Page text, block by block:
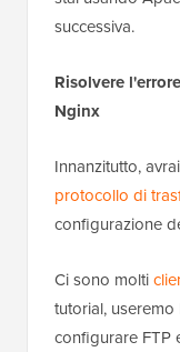
successiva.
Risolvere
Nginx
Innanzitutto,
protocollo di
configurazione
Ci sono molti
tutorial,
configurare FTP